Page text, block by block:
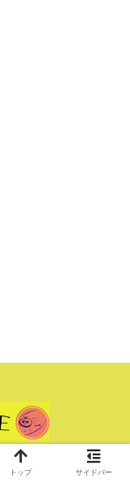
トップ サイドバー